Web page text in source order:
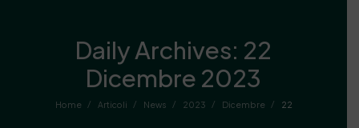
Daily Archives: 22
Dicembre 2023
Home / Articoli / News / 2023 / Dicembre / 22